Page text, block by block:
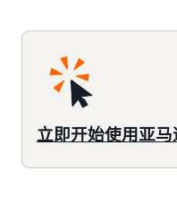
立即开始使用亚马